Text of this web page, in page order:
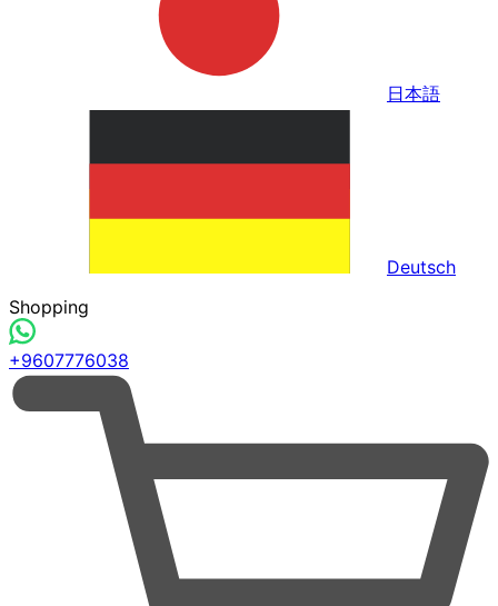
日本語
Deutsch
Shopping
+9607776038